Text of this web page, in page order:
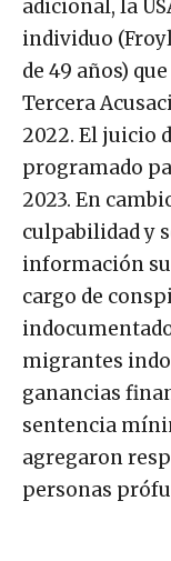
adicional, la
individuo
de 49 años)
Tercera
2022. El juicio
programado
2023. En
culpabilidad y
información
cargo de
migrantes
ganancias
sentencia
agregaron
personas